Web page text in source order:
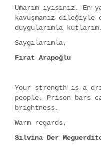
Umarım iyisiniz. En
kavuşmanız dileğiyle
duygularımla kutlarım.
Saygılarımla,
Fırat Arapoğlu
Your strength is a
people. Prison bars
brightness.
Warm regards,
Silvina Der